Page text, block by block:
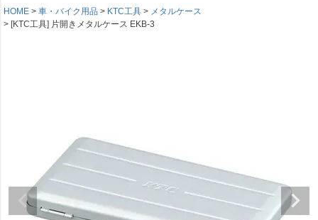
HOME
車・バイク用品 KTC工具
メタルケース
[KTC工具] 片開きメタルケース EKB-3